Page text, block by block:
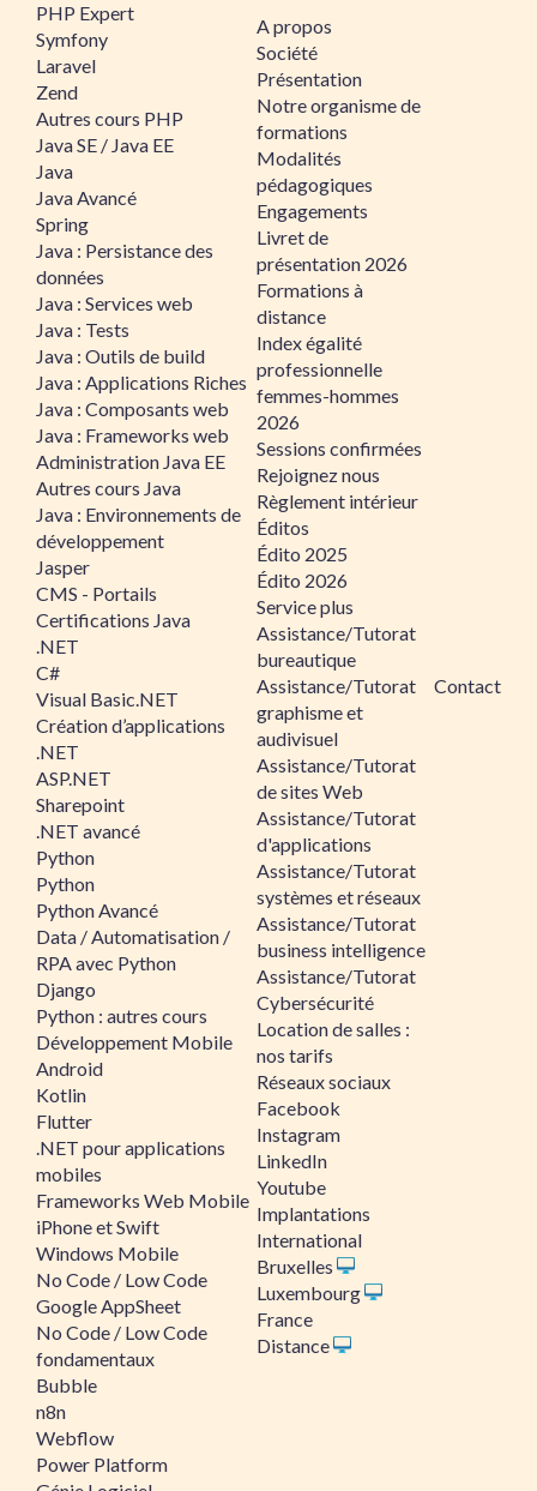
PHP Expert
Symfony
Laravel
Zend
Autres cours PHP
Java SE / Java EE
Java
Java Avancé
Spring
Java : Persistance des
données
Java : Services web
Java : Tests
Java : Outils de build
Java : Applications Riches
Java : Composants web
Java : Frameworks web
Administration Java EE
Autres cours Java
Java : Environnements de
développement
Jasper
CMS - Portails
Certifications Java
.NET
C#
Visual Basic.NET
Création d’applications
.NET
ASP.NET
Sharepoint
.NET avancé
Python
Python
Python Avancé
Data / Automatisation /
RPA avec Python
Django
Python : autres cours
Développement Mobile
Android
Kotlin
Flutter
.NET pour applications
mobiles
Frameworks Web Mobile
iPhone et Swift
Windows Mobile
No Code / Low Code
Google AppSheet
No Code / Low Code
fondamentaux
Bubble
n8n
Webflow
Power Platform
A propos
Société
Présentation
Notre organisme de
formations
Modalités
pédagogiques
Engagements
Livret de
présentation 2026
Formations à
distance
Index égalité
professionnelle
femmes-hommes
2026
Sessions confirmées
Rejoignez nous
Règlement intérieur
Éditos
Édito 2025
Édito 2026
Service plus
Assistance/Tutorat
bureautique
Assistance/Tutorat
graphisme et
audivisuel
Assistance/Tutorat
de sites Web
Assistance/Tutorat
d'applications
Assistance/Tutorat
systèmes et réseaux
Assistance/Tutorat
business intelligence
Assistance/Tutorat
Cybersécurité
Location de salles :
nos tarifs
Réseaux sociaux
Facebook
Instagram
LinkedIn
Youtube
Implantations
International
Bruxelles
Luxembourg
France
Distance
Contact